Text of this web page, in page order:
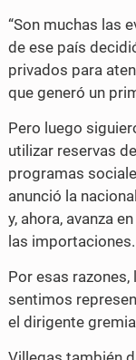
“Son muchas las
de ese país
privados para
que generó un
Pero luego
utilizar reservas
programas
anunció la
y, ahora, avanza
las importaciones.
Por esas
sentimos
el dirigente